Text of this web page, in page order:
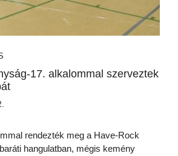
17. alkalommal szerveztek
rendezték meg a Have-Rock
hangulatban, mégis kemény